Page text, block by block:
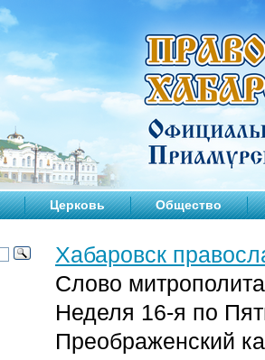
Церковь Общество
Хабаровск
Слово
Неделя 16-я по
Преображенский